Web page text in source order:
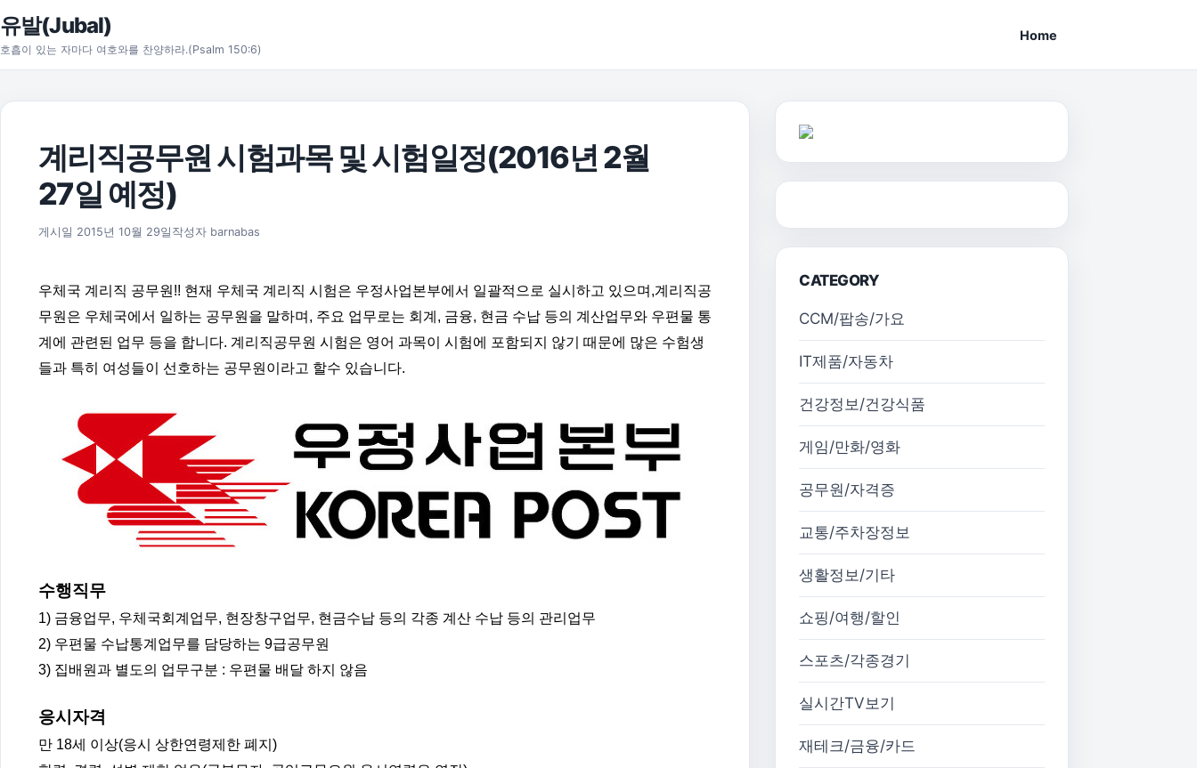
본문으로 건너뛰기
유발(Jubal)
호흡이 있는 자마다 여호와를 찬양하라.(Psalm 150:6)
Home
계리직공무원 시험과목 및 시험일정(2016년 2월
27일 예정)
게시일 2015년 10월 29일 2016년 5월 29일
작성자 barnabas
우체국 계리직 공무원!! 현재 우체국 계리직 시험은 우정사업본부에서 일괄적으로 실시하고 있으며,계리직공
무원은 우체국에서 일하는 공무원을 말하며, 주요 업무로는 회계, 금융, 현금 수납 등의 계산업무와 우편물 통
계에 관련된 업무 등을 합니다. 계리직공무원 시험은 영어 과목이 시험에 포함되지 않기 때문에 많은 수험생
들과 특히 여성들이 선호하는 공무원이라고 할수 있습니다.
수행직무
1) 금융업무, 우체국회계업무, 현장창구업무, 현금수납 등의 각종 계산 수납 등의 관리업무
2) 우편물 수납통계업무를 담당하는 9급공무원
3) 집배원과 별도의 업무구분 : 우편물 배달 하지 않음
응시자격
만 18세 이상(응시 상한연령제한 폐지)
CATEGORY
CCM/팝송/가요
IT제품/자동차
건강정보/건강식품
게임/만화/영화
공무원/자격증
교통/주차장정보
생활정보/기타
쇼핑/여행/할인
스포츠/각종경기
실시간TV보기
재테크/금융/카드